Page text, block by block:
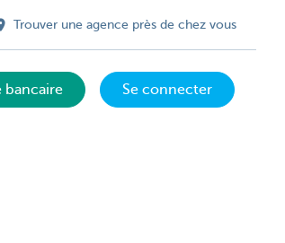
Trouver une agence près de chez vous
bancaire Se connecter